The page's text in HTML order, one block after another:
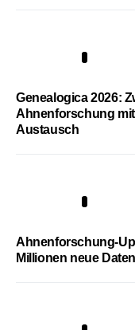
Genealogica 2026:
Ahnenforschung
Austausch
Ahnenforschung-
Millionen neue